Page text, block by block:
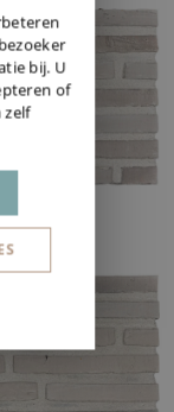
bij. U
of
zelf